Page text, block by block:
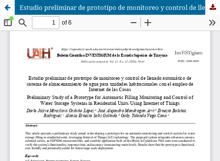
Estudio preliminar de prototipo de monitoreo y control de llenado automático de sistema de almacenamiento de agua para unidades habitacionales con el empleo de Internet de las Cosas